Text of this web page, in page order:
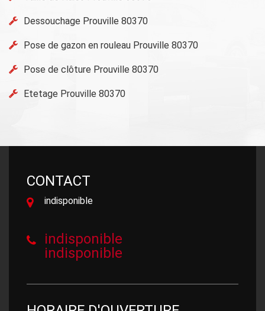
Dessouchage Prouville 80370
Pose de gazon en rouleau Prouville 80370
Pose de clôture Prouville 80370
Etetage Prouville 80370
CONTACT
indisponible
indisponible
indisponible